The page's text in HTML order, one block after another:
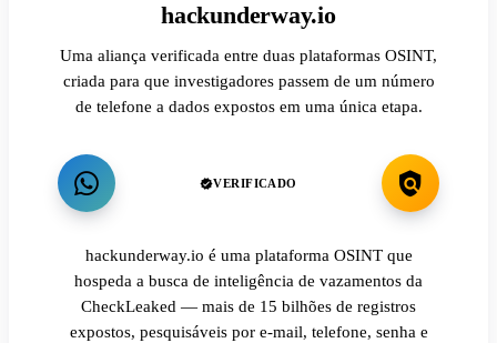
hackunderway.io
Uma aliança verificada entre duas plataformas OSINT,
criada para que investigadores passem de um número
de telefone a dados expostos em uma única etapa.
VERIFICADO
hackunderway.io é uma plataforma OSINT que
hospeda a busca de inteligência de vazamentos da
CheckLeaked — mais de 15 bilhões de registros
expostos, pesquisáveis por e-mail, telefone, senha e